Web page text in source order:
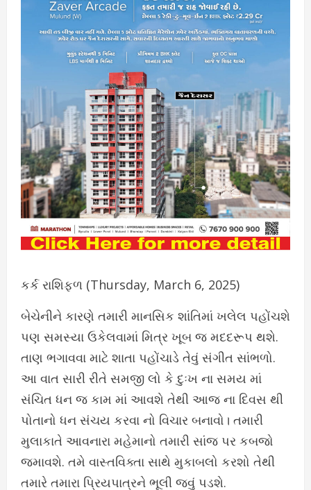
કર્ક રાશિફળ (Thursday, March 6, 2025)
બેચેનીને કારણે તમારી માનસિક શાંતિમાં ખલેલ પહોંચશે
પણ સમસ્યા ઉકેલવામાં મિત્ર ખૂબ જ મદદરૂપ થશે.
તાણ ભગાવવા માટે શાતા પહોંચાડે તેવું સંગીત સાંભળો.
આ વાત સારી રીતે સમજી લો કે દુઃખ ના સમય માં
સંચિત ધન જ કામ માં આવશે તેથી આજ ના દિવસ થી
પોતાનો ધન સંચય કરવા નો વિચાર બનાવો। તમારી
મુલાકાતે આવનારા મહેમાનો તમારી સાંજ પર કબજો
જમાવશે. તમે વાસ્તવિક્તા સાથે મુકાબલો કરશો તેથી
તમારે તમારા પ્રિયપાત્રને ભૂલી જવું પડશે.